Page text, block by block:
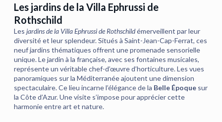
Les jardins de la Villa Ephrussi de
Rothschild
Les jardins de la Villa Ephrussi de Rothschildémerveillent par leur
diversité et leur splendeur. Situés à Saint-Jean-Cap-Ferrat, ces
neuf jardins thématiques offrent une promenade sensorielle
unique. Le jardin à la française, avec ses fontaines musicales,
représente un véritable chef-d’œuvre d’horticulture. Les vues
panoramiques sur la Méditerranée ajoutent une dimension
spectaculaire. Ce lieu incarne l’élégance de la Belle Époque sur
la Côte d’Azur. Une visite s’impose pour apprécier cette
harmonie entre art et nature.